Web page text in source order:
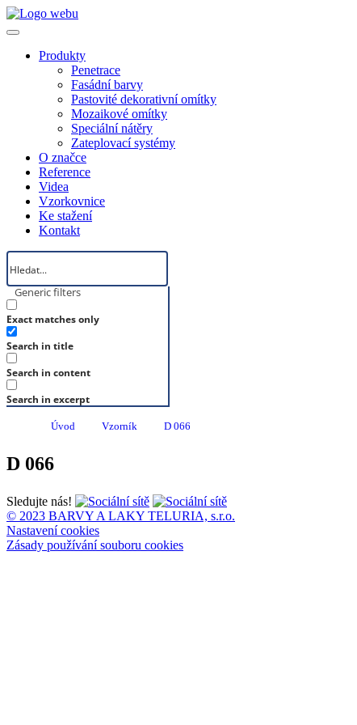
Produkty
Penetrace
Fasádní barvy
Pastovité dekorativní omítky
Mozaikové omítky
Speciální nátěry
Zateplovací systémy
O značce
Reference
Videa
Vzorkovnice
Ke stažení
Kontakt
Generic filters
Exact matches only
Search in title
Search in content
Search in excerpt
Úvod Vzorník D 066
D 066
Sledujte nás!
© 2023 BARVY A LAKY TELURIA, s.r.o.
Nastavení cookies
Zásady používání souboru cookies